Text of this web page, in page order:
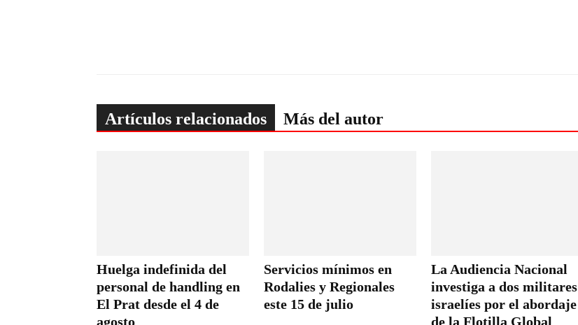
Artículos relacionados Más del autor
Huelga indefinida del
personal de handling en
El Prat desde el 4 de
agosto
Servicios mínimos en
Rodalies y Regionales
este 15 de julio
La Audiencia Nacional
investiga a dos militares
israelíes por el abordaje
de la Flotilla Global